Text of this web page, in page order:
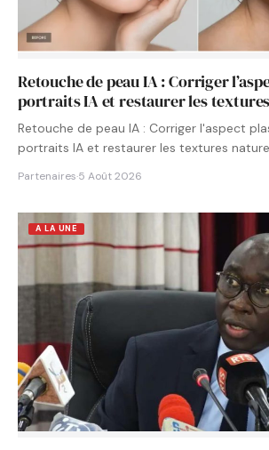
Retouche de peau IA : Corriger
portraits IA et restaurer les
Retouche de peau IA : Corriger l'aspect
portraits IA et restaurer les textures
Partenaires·5 Août 2026
A LA UNE